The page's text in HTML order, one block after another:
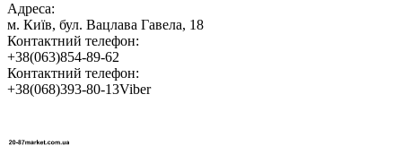
Адреса:
м. Київ, бул. Вацлава Гавела, 18
Контактний телефон:
+38(063)854-89-62
Контактний телефон:
+38(068)393-80-13Viber